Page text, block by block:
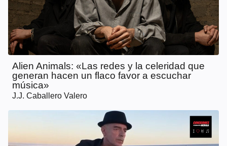
Alien Animals: «Las redes y la celeridad que
generan hacen un flaco favor a escuchar
música»
J.J. Caballero Valero